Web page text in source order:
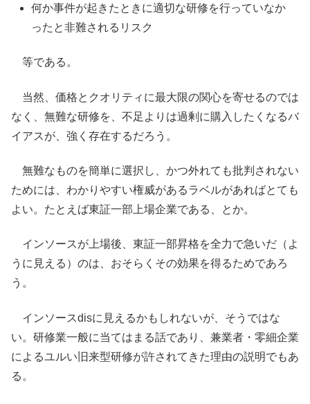
何か事件が起きたときに適切な研修を行っていなか
ったと非難されるリスク
等である。
当然、価格とクオリティに最大限の関心を寄せるのでは
なく、無難な研修を、不足よりは過剰に購入したくなるバ
イアスが、強く存在するだろう。
無難なものを簡単に選択し、かつ外れても批判されない
ためには、わかりやすい権威があるラベルがあればとても
よい。たとえば東証一部上場企業である、とか。
インソースが上場後、東証一部昇格を全力で急いだ（よ
うに見える）のは、おそらくその効果を得るためであろ
う。
インソースdisに見えるかもしれないが、そうではな
い。研修業一般に当てはまる話であり、兼業者・零細企業
によるユルい旧来型研修が許されてきた理由の説明でもあ
る。